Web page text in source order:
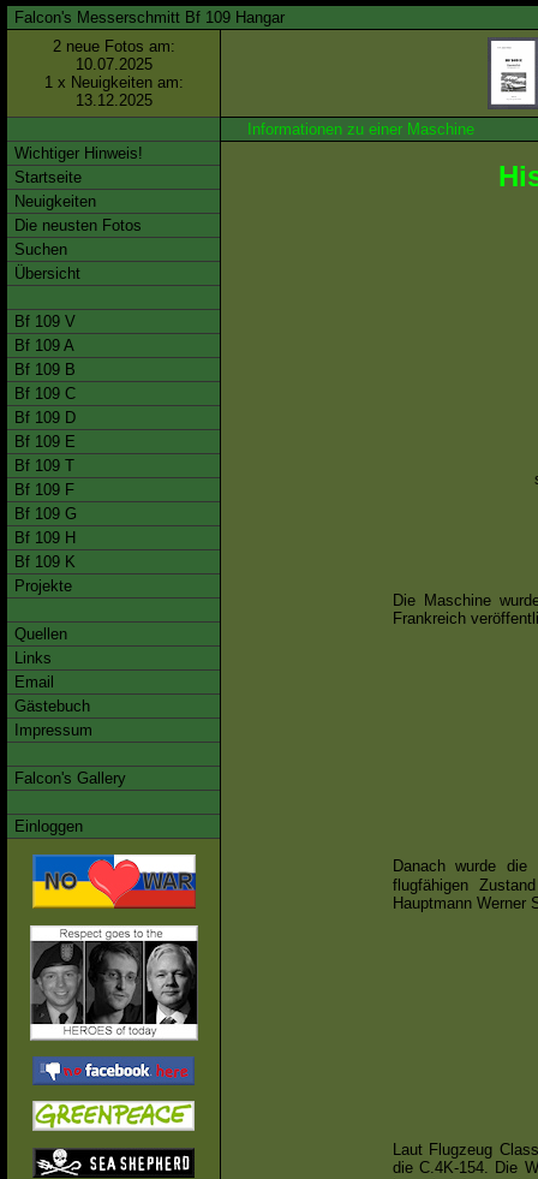
Falcon's Messerschmitt Bf 109 Hangar
2 neue Fotos am:
10.07.2025
1 x Neuigkeiten am:
13.12.2025
Wichtiger Hinweis!
Startseite
Neuigkeiten
Die neusten Fotos
Suchen
Übersicht
Bf 109 V
Bf 109 A
Bf 109 B
Bf 109 C
Bf 109 D
Bf 109 E
Bf 109 T
Bf 109 F
Bf 109 G
Bf 109 H
Bf 109 K
Projekte
Quellen
Links
Email
Gästebuch
Impressum
Falcon's Gallery
Einloggen
Informationen zu einer Maschine
Die Maschine
Frankreich
Danach wurde
flugfähigen
Hauptmann Werner
Laut Flugzeug
die C.4K-154. Die